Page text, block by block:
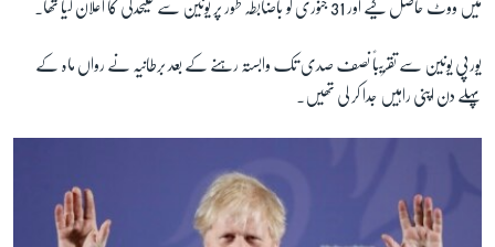
میں ووٹ حاصل کیے اور 31 جنوری کو باضابطہ طور پر یونین سے علیحدگی کا اعلان کیا تھا۔
یورپی یونین سے تقریباً نصف صدی تک وابستہ رہنے کے بعد برطانیہ نے رواں ماہ کے
پہلے دن اپنی راہیں جدا کر لی تھیں۔